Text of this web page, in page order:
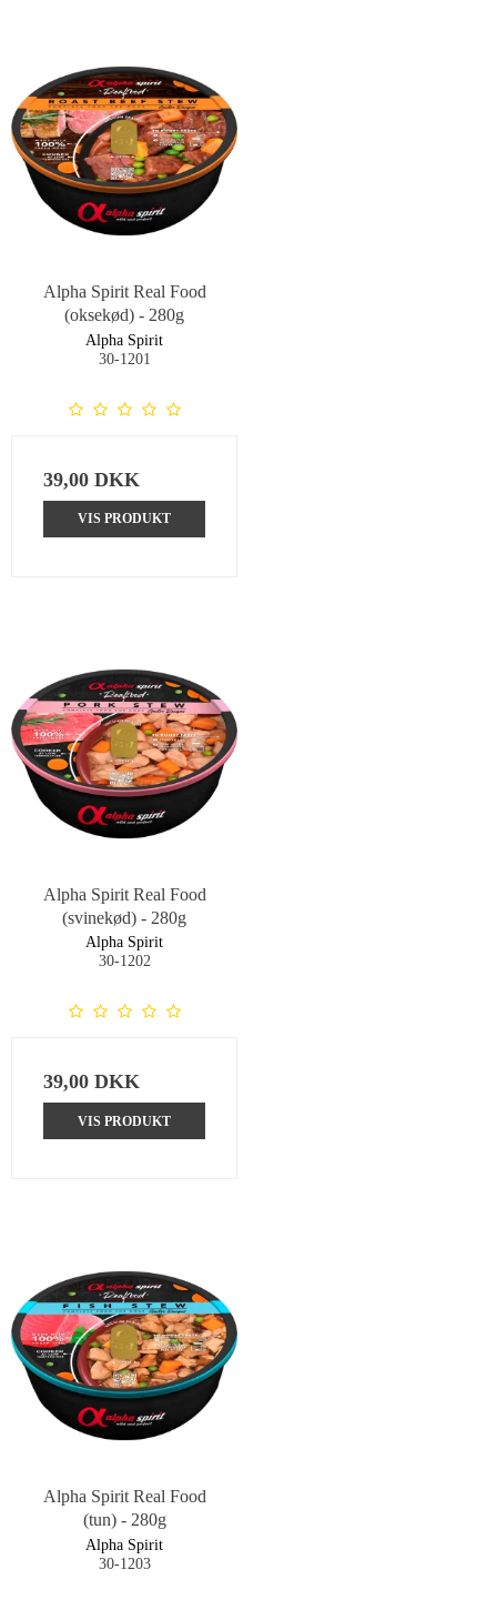
Alpha Spirit Real Food
(oksekød) - 280g
Alpha Spirit
30-1201
39,00 DKK
VIS PRODUKT
Alpha Spirit Real Food
(svinekød) - 280g
Alpha Spirit
30-1202
39,00 DKK
VIS PRODUKT
Alpha Spirit Real Food
(tun) - 280g
Alpha Spirit
30-1203